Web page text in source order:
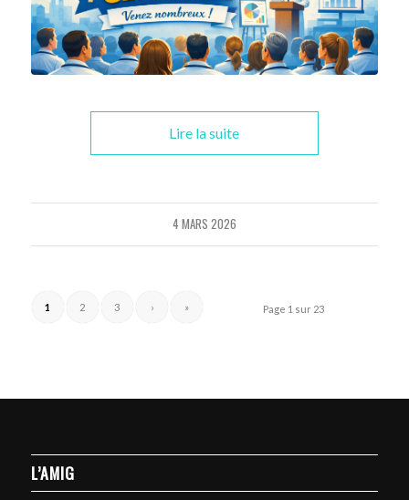
Lire la suite
4 MARS 2026
Page 1 sur 23
1 2 3 › »
L’AMIG